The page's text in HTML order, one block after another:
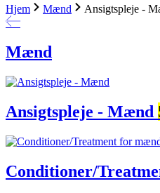
Hjem Mænd Ansigtspleje -
Mænd
Ansigtspleje - Mænd
Conditioner/